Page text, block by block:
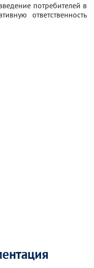
потребителей в
ответственность